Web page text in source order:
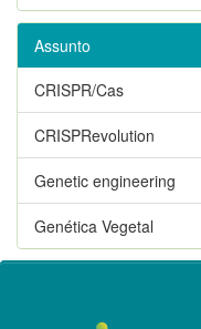
Assunto
CRISPR/Cas
CRISPRevolution
Genetic engineering
Genética Vegetal